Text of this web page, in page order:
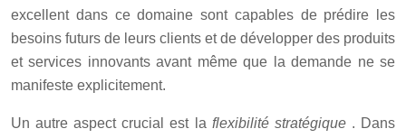
excellent dans ce domaine sont capables de prédire les
besoins futurs de leurs clients et de développer des produits
et services innovants avant même que la demande ne se
manifeste explicitement.
Un autre aspect crucial est la flexibilité stratégique . Dans